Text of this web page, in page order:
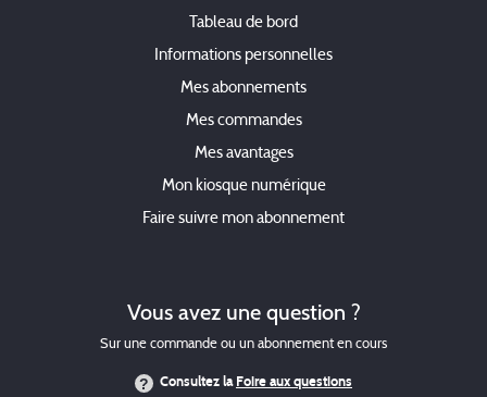
Tableau de bord
Informations personnelles
Mes abonnements
Mes commandes
Mes avantages
Mon kiosque numérique
Faire suivre mon abonnement
Vous avez une question ?
Sur une commande ou un abonnement en cours
Consultez laFoire aux questions